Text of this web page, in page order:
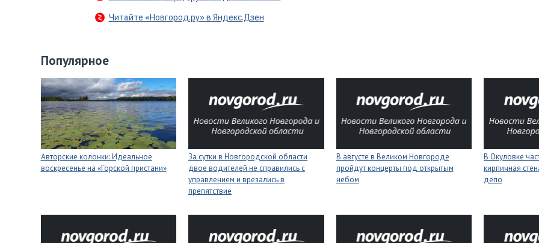
Читайте «Новгород.ру» в Яндекс.Дзен
Популярное
Авторские колонки: Идеальное
воскресенье на «Горской пристани»
За сутки в Новгородской области
двое водителей не справились с
управлением и врезались в
препятствие
В августе в Великом Новгороде
пройдут концерты под открытым
небом
В Окуловке
кирпичная
депо